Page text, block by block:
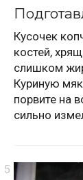
Кусочек
костей,
слишком
Куриную
порвите на
сильно